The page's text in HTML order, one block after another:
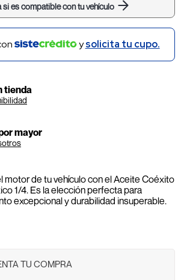
si es compatible con tu vehículo
ysolicita tu cupo.
tienda
mayor
motor de tu vehículo con el Aceite Coéxito
1/4. Es la elección perfecta para
excepcional y durabilidad insuperable.
filtros)!
TU COMPRA